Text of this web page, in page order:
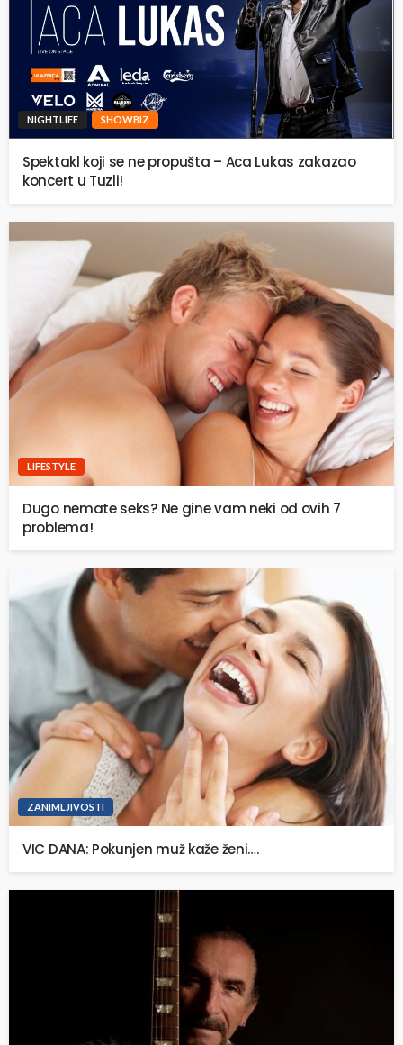
NIGHTLIFE SHOWBIZ
Spektakl koji se ne propušta – Aca Lukas zakazao
koncert u Tuzli!
LIFESTYLE
Dugo nemate seks? Ne gine vam neki od ovih 7
problema!
ZANIMLJIVOSTI
VIC DANA: Pokunjen muž kaže ženi….